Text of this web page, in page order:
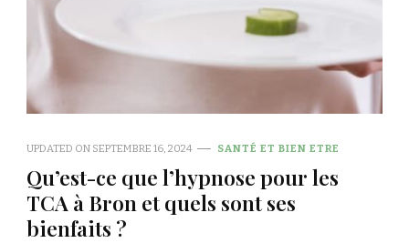
UPDATED ON SEPTEMBRE 16, 2024 SANTÉ ET BIEN ETRE
Qu’est-ce que l’hypnose pour les
TCA à Bron et quels sont ses
bienfaits ?